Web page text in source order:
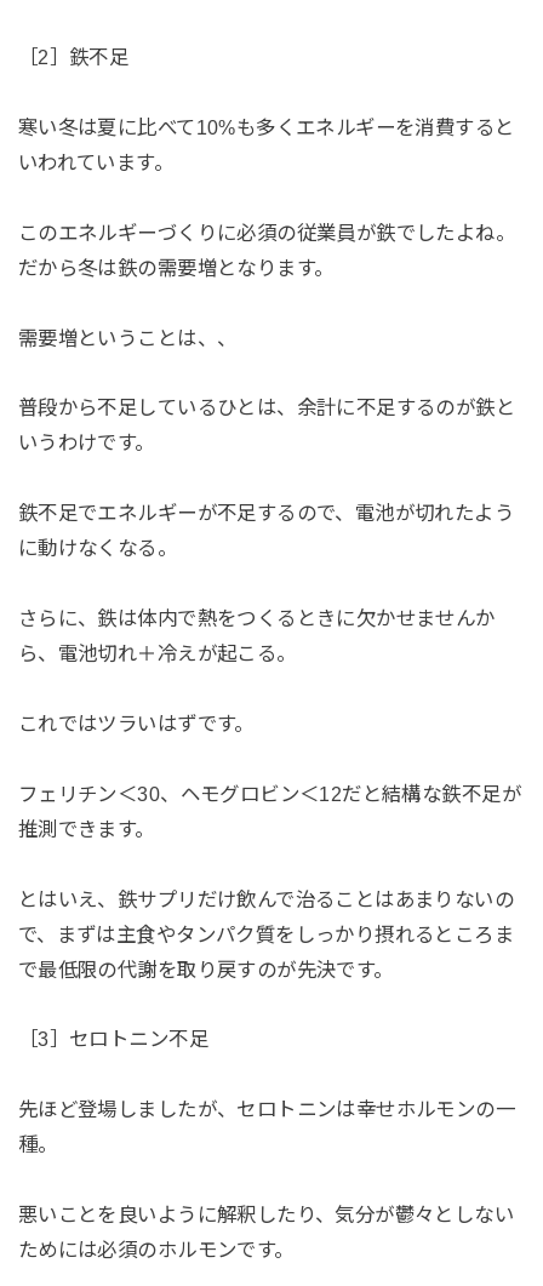
［2］鉄不足
寒い冬は夏に比べて10%も多くエネルギーを消費すると
いわれています。
このエネルギーづくりに必須の従業員が鉄でしたよね。
だから冬は鉄の需要増となります。
需要増ということは、、
普段から不足しているひとは、余計に不足するのが鉄と
いうわけです。
鉄不足でエネルギーが不足するので、電池が切れたよう
に動けなくなる。
さらに、鉄は体内で熱をつくるときに欠かせませんか
ら、電池切れ＋冷えが起こる。
これではツラいはずです。
フェリチン＜30、ヘモグロビン＜12だと結構な鉄不足が
推測できます。
とはいえ、鉄サプリだけ飲んで治ることはあまりないの
で、まずは主食やタンパク質をしっかり摂れるところま
で最低限の代謝を取り戻すのが先決です。
［3］セロトニン不足
先ほど登場しましたが、セロトニンは幸せホルモンの一
種。
悪いことを良いように解釈したり、気分が鬱々としない
ためには必須のホルモンです。